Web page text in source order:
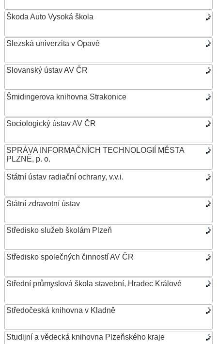
Škoda Auto Vysoká škola
Slezská univerzita v Opavě
Slovanský ústav AV ČR
Šmidingerova knihovna Strakonice
Sociologický ústav AV ČR
SPRÁVA INFORMAČNÍCH TECHNOLOGIÍ MĚSTA
PLZNĚ, p. o.
Státní ústav radiační ochrany, v.v.i.
Státní zdravotní ústav
Středisko služeb školám Plzeň
Středisko společných činností AV ČR
Střední průmyslová škola stavební, Hradec Králové
Středočeská knihovna v Kladně
Studijní a vědecká knihovna Plzeňského kraje